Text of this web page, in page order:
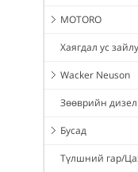
MOTORO
Хаягдал ус
Wacker Neuson
Зөөврийн
Бусад
Түлшний гар/